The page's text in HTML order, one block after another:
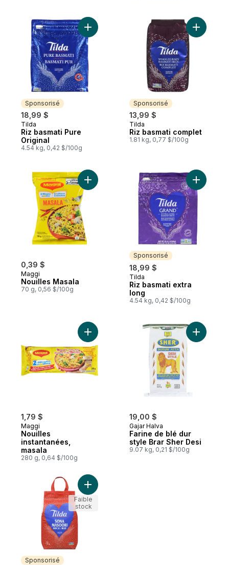
Sponsorisé
18,99 $
Sponsorisé
Tilda
Riz basmati Pure
Original
4.54 kg, 0,42 $/100g
Ajouter Riz basmati Pure Original au
Sponsorisé
13,99 $
Sponsorisé
Tilda
Riz basmati complet
1.81 kg, 0,77 $/100g
Ajouter
0,39 $
Maggi
Nouilles Masala
70 g, 0,56 $/100g
Ajouter Nouilles Masala au panier
Sponsorisé
18,99 $
Sponsorisé
Tilda
Riz basmati extra
long
4.54 kg, 0,42 $/100g
Ajouter
1,79 $
Maggi
Nouilles
instantanées,
masala
280 g, 0,64 $/100g
Ajouter Nouilles instantanées, masala au
19,00 $
Gajar Halva
Farine de blé dur
style Brar Sher Desi
9.07 kg, 0,21 $/100g
Ajouter
Sponsorisé
Ajouter Riz sona masoori au panier
Faible
stock